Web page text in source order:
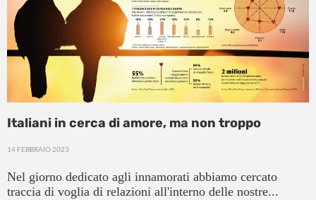
Italiani in cerca di amore, ma non troppo
14 FEBBRAIO 2023
Nel giorno dedicato agli innamorati abbiamo cercato
traccia di voglia di relazioni all'interno delle nostre...